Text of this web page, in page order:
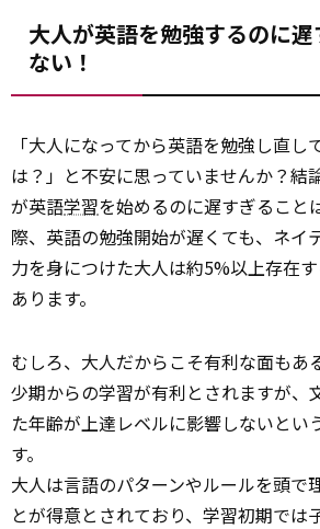
大人が英語を勉強するのに
ない！
「大人になってから英語を勉強し直し
は？」と不安に思っていませんか？結
が英語学習を始めるのに遅すぎること
際、英語の勉強開始が遅くても、ネイ
力を身につけた大人は約5%以上存在
あります。
むしろ、大人だからこそ有利な面もあ
少期からの学習が有利とされますが、
た年齢が上達レベルに影響しないとい
す。
大人は言語のパターンやルールを頭で
とが得意とされており、学習初期では